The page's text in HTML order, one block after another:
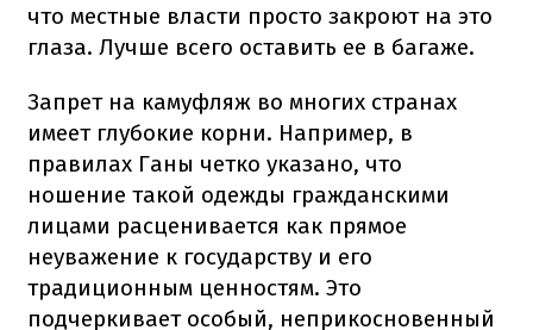
что местные власти просто закроют на это
глаза. Лучше всего оставить ее в багаже.
Запрет на камуфляж во многих странах
имеет глубокие корни. Например, в
правилах Ганы четко указано, что
ношение такой одежды гражданскими
лицами расценивается как прямое
неуважение к государству и его
традиционным ценностям. Это
подчеркивает особый, неприкосновенный